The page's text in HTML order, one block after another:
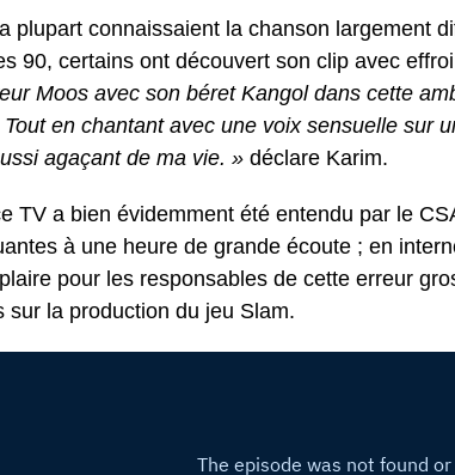
plupart connaissaient la chanson largement
90, certains ont découvert son clip avec effroi
Moos avec son béret Kangol dans cette
en chantant avec une voix sensuelle sur
agaçant de ma vie. » déclare Karim.
TV a bien évidemment été entendu par le
à une heure de grande écoute ; en
pour les responsables de cette erreur
sur la production du jeu Slam.